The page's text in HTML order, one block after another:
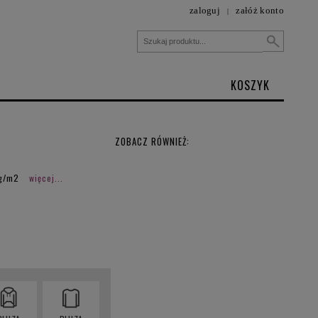
zaloguj | załóż konto
KOSZYK
m2 więcej...
ZOBACZ RÓWNIEŻ: